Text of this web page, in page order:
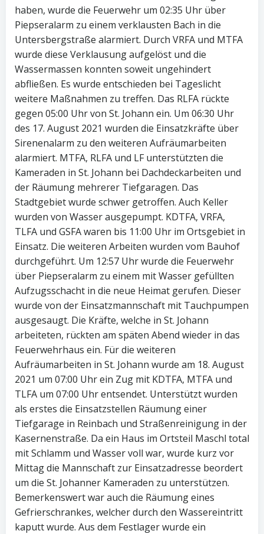
haben, wurde die Feuerwehr um 02:35 Uhr über
Piepseralarm zu einem verklausten Bach in die
Untersbergstraße alarmiert. Durch VRFA und MTFA
wurde diese Verklausung aufgelöst und die
Wassermassen konnten soweit ungehindert
abfließen. Es wurde entschieden bei Tageslicht
weitere Maßnahmen zu treffen. Das RLFA rückte
gegen 05:00 Uhr von St. Johann ein. Um 06:30 Uhr
des 17. August 2021 wurden die Einsatzkräfte über
Sirenenalarm zu den weiteren Aufräumarbeiten
alarmiert. MTFA, RLFA und LF unterstützten die
Kameraden in St. Johann bei Dachdeckarbeiten und
der Räumung mehrerer Tiefgaragen. Das
Stadtgebiet wurde schwer getroffen. Auch Keller
wurden von Wasser ausgepumpt. KDTFA, VRFA,
TLFA und GSFA waren bis 11:00 Uhr im Ortsgebiet in
Einsatz. Die weiteren Arbeiten wurden vom Bauhof
durchgeführt. Um 12:57 Uhr wurde die Feuerwehr
über Piepseralarm zu einem mit Wasser gefüllten
Aufzugsschacht in die neue Heimat gerufen. Dieser
wurde von der Einsatzmannschaft mit Tauchpumpen
ausgesaugt. Die Kräfte, welche in St. Johann
arbeiteten, rückten am späten Abend wieder in das
Feuerwehrhaus ein. Für die weiteren
Aufräumarbeiten in St. Johann wurde am 18. August
2021 um 07:00 Uhr ein Zug mit KDTFA, MTFA und
TLFA um 07:00 Uhr entsendet. Unterstützt wurden
als erstes die Einsatzstellen Räumung einer
Tiefgarage in Reinbach und Straßenreinigung in der
Kasernenstraße. Da ein Haus im Ortsteil Maschl total
mit Schlamm und Wasser voll war, wurde kurz vor
Mittag die Mannschaft zur Einsatzadresse beordert
um die St. Johanner Kameraden zu unterstützen.
Bemerkenswert war auch die Räumung eines
Gefrierschrankes, welcher durch den Wassereintritt
kaputt wurde. Aus dem Festlager wurde ein